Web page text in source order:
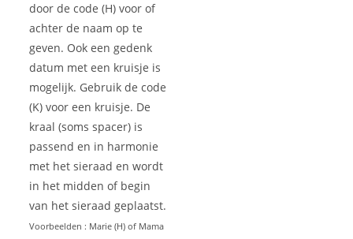
door de code (H) voor of
achter de naam op te
geven. Ook een gedenk
datum met een kruisje is
mogelijk. Gebruik de code
(K) voor een kruisje. De
kraal (soms spacer) is
passend en in harmonie
met het sieraad en wordt
in het midden of begin
van het sieraad geplaatst.
Voorbeelden : Marie (H) of Mama